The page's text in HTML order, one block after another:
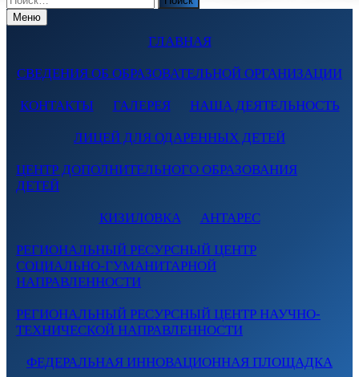
по:Меню
ГЛАВНАЯ
СВЕДЕНИЯ ОБ ОБРАЗОВАТЕЛЬНОЙ ОРГАНИЗАЦИИ
КОНТАКТЫ ГАЛЕРЕЯ НАША ДЕЯТЕЛЬНОСТЬ
ЛИЦЕЙ ДЛЯ ОДАРЕННЫХ ДЕТЕЙ
ЦЕНТР ДОПОЛНИТЕЛЬНОГО ОБРАЗОВАНИЯ
ДЕТЕЙ
КИЗИЛОВКА АНТАРЕС
РЕГИОНАЛЬНЫЙ РЕСУРСНЫЙ ЦЕНТР
СОЦИАЛЬНО-ГУМАНИТАРНОЙ
НАПРАВЛЕННОСТИ
РЕГИОНАЛЬНЫЙ РЕСУРСНЫЙ ЦЕНТР НАУЧНО-
ТЕХНИЧЕСКОЙ НАПРАВЛЕННОСТИ
ФЕДЕРАЛЬНАЯ ИННОВАЦИОННАЯ ПЛОЩАДКА